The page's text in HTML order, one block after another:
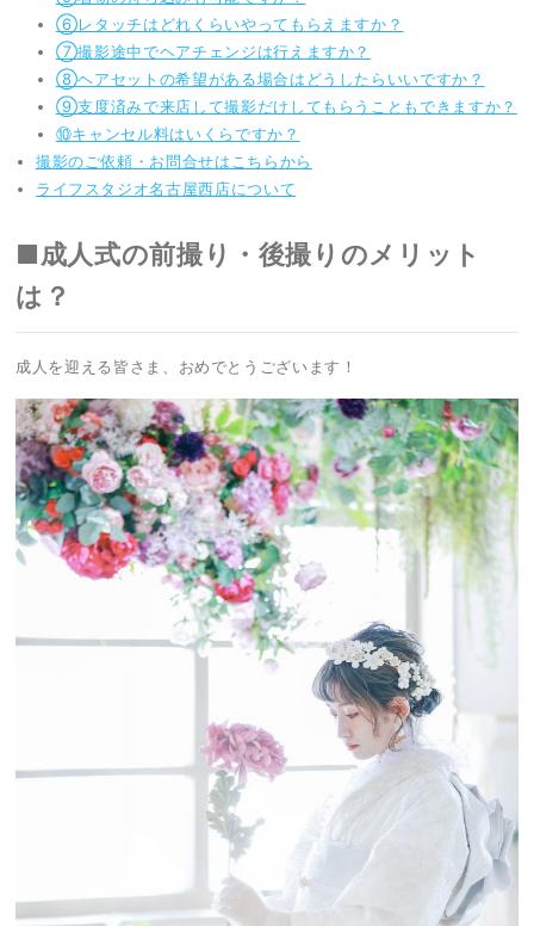
⑥レタッチはどれくらいやってもらえますか？
⑦撮影途中でヘアチェンジは行えますか？
⑧ヘアセットの希望がある場合はどうしたらいいですか？
⑨支度済みで来店して撮影だけしてもらうこともできますか？
⑩キャンセル料はいくらですか？
撮影のご依頼・お問合せはこちらから
ライフスタジオ名古屋西店について
■成人式の前撮り・後撮りのメリット
は？
成人を迎える皆さま、おめでとうございます！